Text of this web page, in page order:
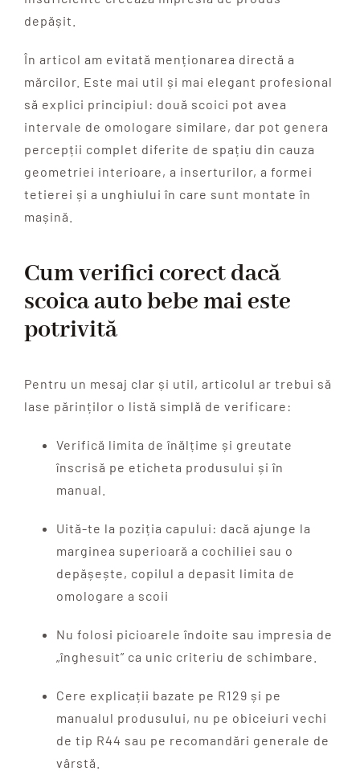
depășit.
În articol am evitată menționarea directă a
mărcilor. Este mai util și mai elegant profesional
să explici principiul: două scoici pot avea
intervale de omologare similare, dar pot genera
percepții complet diferite de spațiu din cauza
geometriei interioare, a inserturilor, a formei
tetierei și a unghiului în care sunt montate în
mașină.
Cum verifici corect dacă
scoica auto bebe mai este
potrivită
Pentru un mesaj clar și util, articolul ar trebui să
lase părinților o listă simplă de verificare:
Verifică limita de înălțime și greutate
înscrisă pe eticheta produsului și în
manual.
Uită-te la poziția capului: dacă ajunge la
marginea superioară a cochiliei sau o
depășește, copilul a depasit limita de
omologare a scoii
Nu folosi picioarele îndoite sau impresia de
„înghesuit” ca unic criteriu de schimbare.
Cere explicații bazate pe R129 și pe
manualul produsului, nu pe obiceiuri vechi
de tip R44 sau pe recomandări generale de
vârstă.